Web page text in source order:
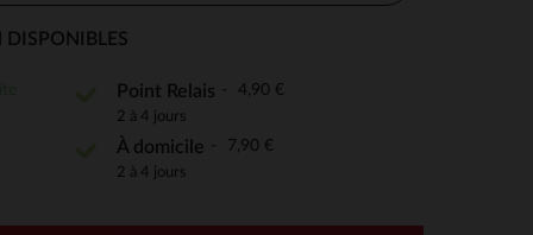
de confidentialité, en garantissant la conformité avec
Point Relais 4,90 €
2 à 4 jours
À domicile 7,90 €
2 à 4 jours